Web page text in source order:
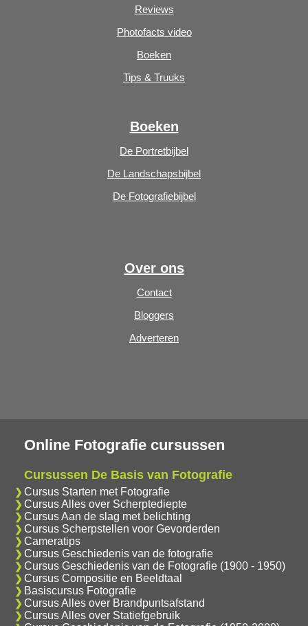
Reviews
Photofacts video
Boeken
Tips & Truuks
Boeken
De Portretbijbel
De Landschapsbijbel
De Fotografiebijbel
Over ons
Contact
Bloggers
Adverteren
Online Fotografie cursussen
Cursussen De Basis van Fotografie
Cursus Starten met Fotografie
Cursus Alles over Scherptediepte
Cursus Aan de slag met belichting
Cursus Scherpstellen voor Gevorderden
Cameratips
Cursus Geschiedenis van de fotografie
Cursus Geschiedenis van de Fotografie (1900 - 1950)
Cursus Compositie en Beeldtaal
Basiscursus Fotografie
Cursus Alles over Brandpuntsafstand
Cursus Alles over Statiefgebruik